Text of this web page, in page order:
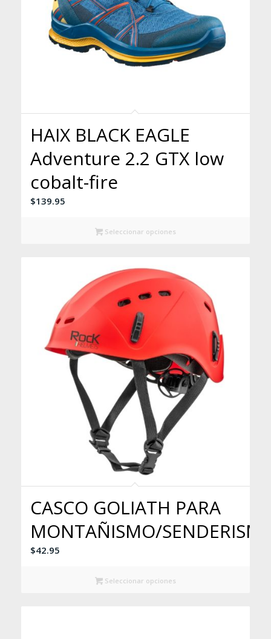
HAIX BLACK EAGLE
Adventure 2.2 GTX low
cobalt-fire
$139.95
Seleccionar opciones
CASCO GOLIATH PARA
MONTAÑISMO/
$42.95
Seleccionar opciones